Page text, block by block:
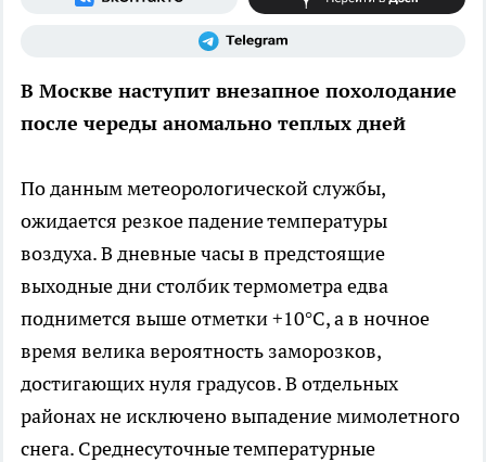
В Москве наступит внезапное похолодание
после череды аномально теплых дней
По данным метеорологической службы,
ожидается резкое падение температуры
воздуха. В дневные часы в предстоящие
выходные дни столбик термометра едва
поднимется выше отметки +10°C, а в ночное
время велика вероятность заморозков,
достигающих нуля градусов. В отдельных
районах не исключено выпадение мимолетного
снега. Среднесуточные температурные